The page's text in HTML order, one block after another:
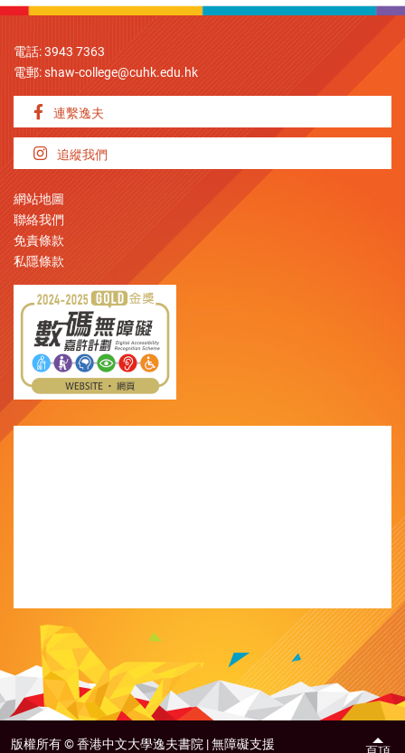
電話: 3943 7363
電郵:shaw-college@cuhk.edu.hk
連繫逸夫
追縱我們
網站地圖
聯絡我們
免責條款
私隱條款
版權所有 ©香港中文大學逸夫書院 |無障礙支援